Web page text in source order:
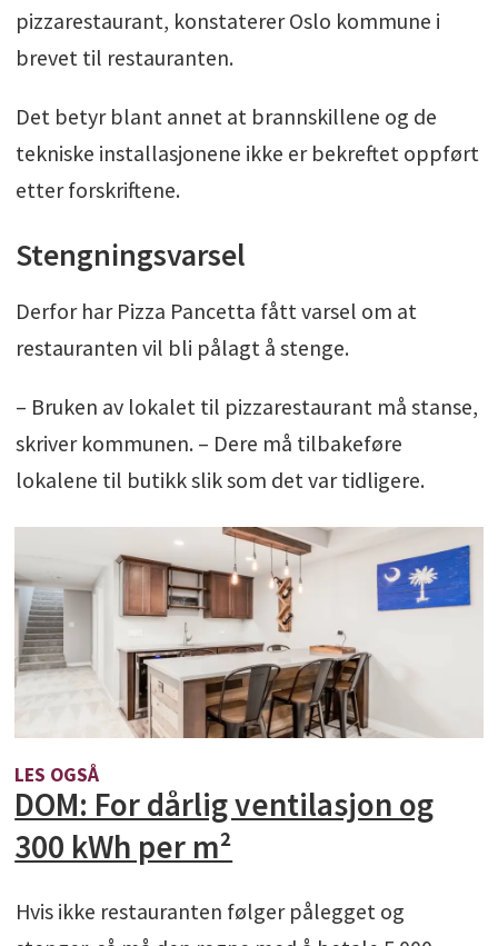
pizzarestaurant, konstaterer Oslo kommune i
brevet til restauranten.
Det betyr blant annet at brannskillene og de
tekniske installasjonene ikke er bekreftet oppført
etter forskriftene.
Stengningsvarsel
Derfor har Pizza Pancetta fått varsel om at
restauranten vil bli pålagt å stenge.
– Bruken av lokalet til pizzarestaurant må stanse,
skriver kommunen. – Dere må tilbakeføre
lokalene til butikk slik som det var tidligere.
LES OGSÅ
DOM: For dårlig ventilasjon og
300 kWh per m²
Hvis ikke restauranten følger pålegget og